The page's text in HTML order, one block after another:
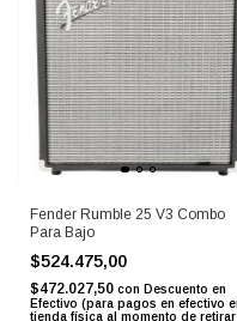
Fender Rumble 25 V3 Combo
Para Bajo
$524.475,00
$472.027,50 con Descuento en
Efectivo (para pagos en efectivo
tienda física al momento de retirar